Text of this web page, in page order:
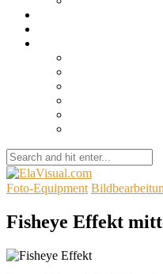
Foto-Equipment
Fisheye Effekt